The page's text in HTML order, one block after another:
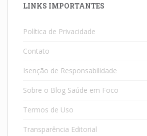
LINKS IMPORTANTES
Política de Privacidade
Contato
Isenção de Responsabilidade
Sobre o Blog Saúde em Foco
Termos de Uso
Transparência Editorial